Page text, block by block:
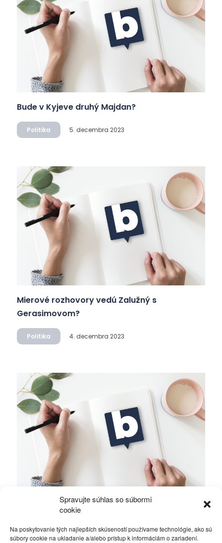
Spravujte súhlas so súbormi
cookie
Na poskytovanie tých najlepších skúseností používame technológie, ako sú
súbory cookie na ukladanie a/alebo prístup k informáciám o zariadení.
Bude v Kyjeve druhý Majdan?
Politika 5. decembra 2023
Mierové rozhovory vedú Zalužný s
Gerasimovom?
Politika 4. decembra 2023
Ficova vláda a médiá…
Politika 4. decembra 2023